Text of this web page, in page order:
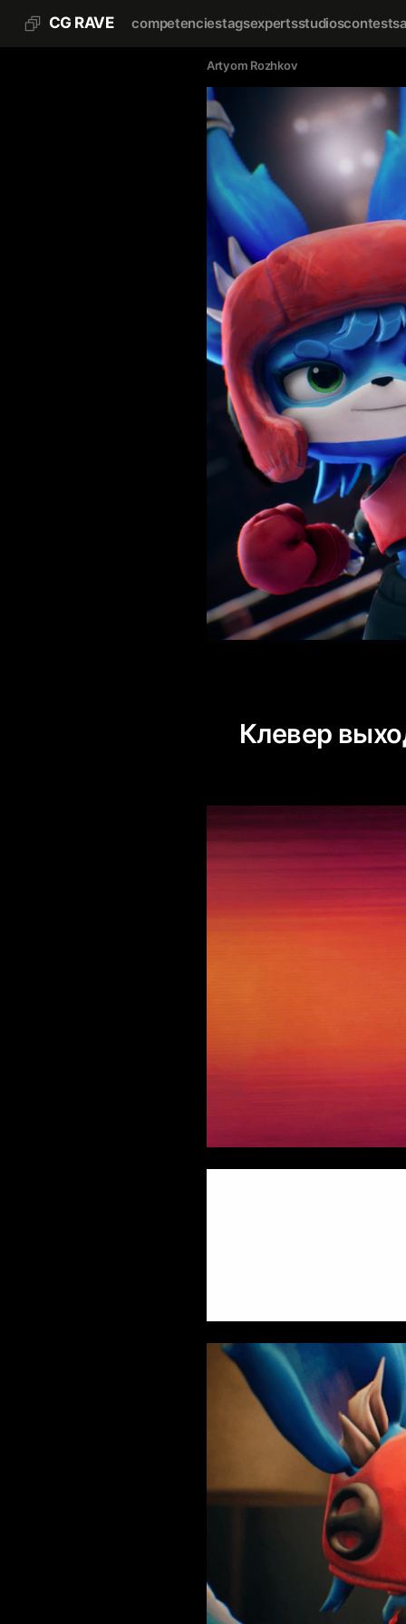
CG RAVE competenciestagsexpertsstudioscontests
Artyom Rozhkov
Клевер